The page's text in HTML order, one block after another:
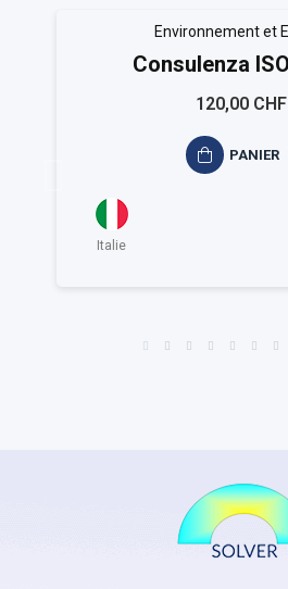
Environnement et
Consulenza
120,00 CHF
PANIER
Italie